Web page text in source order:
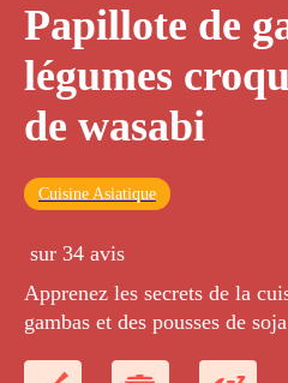
Papillote de
légumes
de wasabi
Cuisine Asiatique
sur 34 avis
Apprenez les secrets de la
gambas et des pousses de